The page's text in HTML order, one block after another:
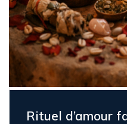
Rituel d’amour